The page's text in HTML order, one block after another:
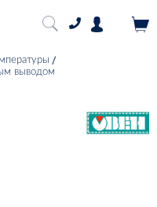
выводом